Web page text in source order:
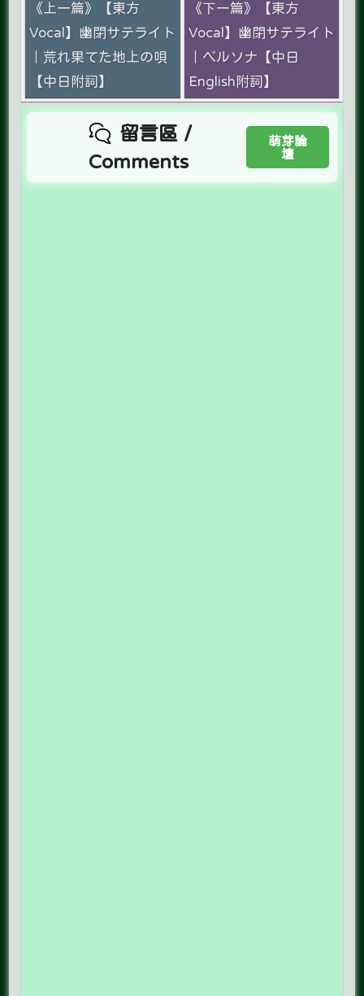
《上一篇》【東方
Vocal】幽閉サテライト
｜荒れ果てた地上の唄
【中日附詞】
《下一篇》【東方
Vocal】幽閉サテライト
｜ペルソナ【中日
English附詞】
留言區 /
Comments
萌芽論
壇